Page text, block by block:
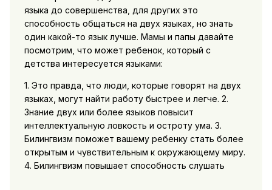
языка до совершенства, для других это
способность общаться на двух языках, но знать
один какой-то язык лучше. Мамы и папы давайте
посмотрим, что может ребенок, который с
детства интересуется языками:
1. Это правда, что люди, которые говорят на двух
языках, могут найти работу быстрее и легче. 2.
Знание двух или более языков повысит
интеллектуальную ловкость и остроту ума. 3.
Билингвизм поможет вашему ребенку стать более
открытым и чувствительным к окружающему миру.
4. Билингвизм повышает способность слушать